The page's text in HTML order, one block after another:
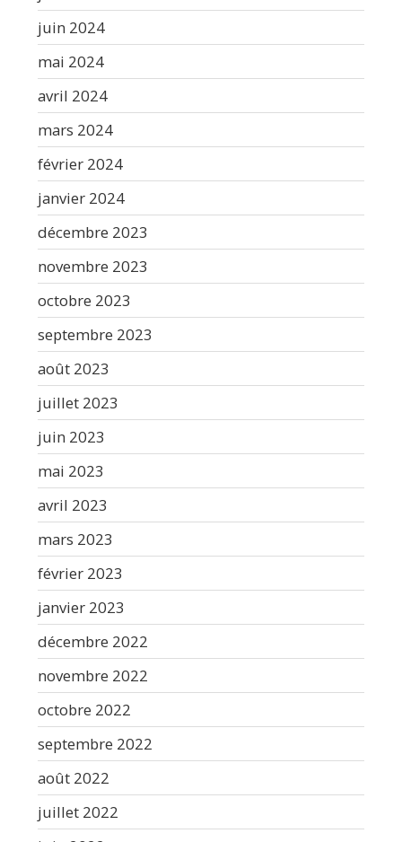
juin 2024
mai 2024
avril 2024
mars 2024
février 2024
janvier 2024
décembre 2023
novembre 2023
octobre 2023
septembre 2023
août 2023
juillet 2023
juin 2023
mai 2023
avril 2023
mars 2023
février 2023
janvier 2023
décembre 2022
novembre 2022
octobre 2022
septembre 2022
août 2022
juillet 2022